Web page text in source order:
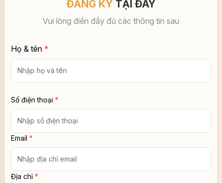
Họ & tên*
Số điện thoại *
Email*
Địa chỉ*